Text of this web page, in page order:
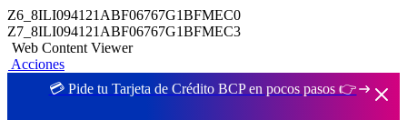
Z6_8ILI094121ABF06767G1BFMEC0
Z7_8ILI094121ABF06767G1BFMEC3
Web Content Viewer
Acciones
💳 Pide tu Tarjeta de Crédito BCP en pocos pasos 👉